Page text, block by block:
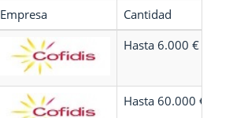
Empresa Cantidad
Hasta 6.000 €
Hasta 60.000 €